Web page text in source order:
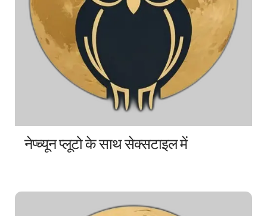
नेप्च्यून प्लूटो के साथ सेक्सटाइल में